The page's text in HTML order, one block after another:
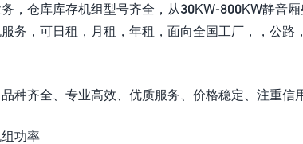
，仓库库存机组型号齐全，从30KW-800KW静音
务，可日租，月租，年租，面向全国工厂，，公路
齐全、专业高效、优质服务、价格稳定、注重信用
功率